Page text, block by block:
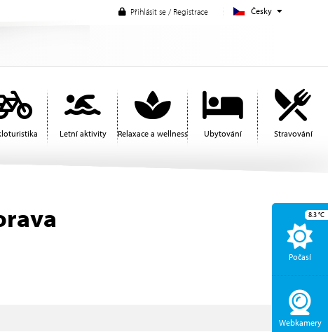
Česky
Přihlásit se / Registrace
Letní aktivity Relaxace a wellness Ubytování Stravování
Počasí
8.3°C
Webkamery